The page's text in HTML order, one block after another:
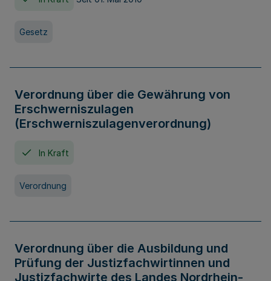
Gesetz
Verordnung über die Gewährung von
Erschwerniszulagen
(Erschwerniszulagenverordnung)
In Kraft
Verordnung
Verordnung über die Ausbildung und
Prüfung der Justizfachwirtinnen und
Justizfachwirte des Landes Nordrhein-